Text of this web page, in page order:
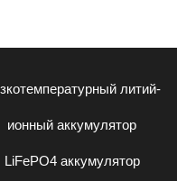
литий-
ионный аккумулятор
LiFePO4 аккумулятор